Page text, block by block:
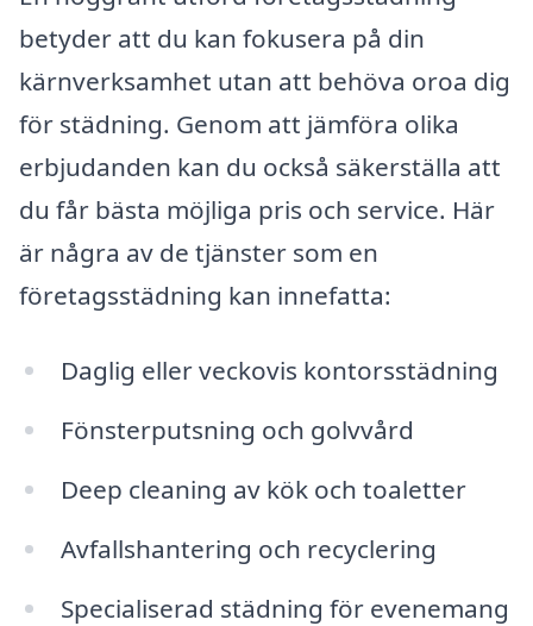
betyder att du kan fokusera på din
kärnverksamhet utan att behöva oroa dig
för städning. Genom att jämföra olika
erbjudanden kan du också säkerställa att
du får bästa möjliga pris och service. Här
är några av de tjänster som en
företagsstädning kan innefatta:
Daglig eller veckovis kontorsstädning
Fönsterputsning och golvvård
Deep cleaning av kök och toaletter
Avfallshantering och recyclering
Specialiserad städning för evenemang